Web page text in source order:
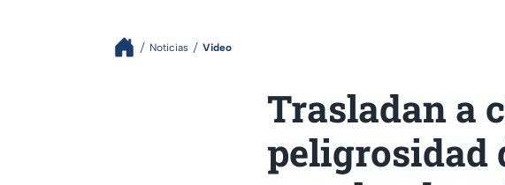
Noticias Video
Trasladan a
peligrosidad